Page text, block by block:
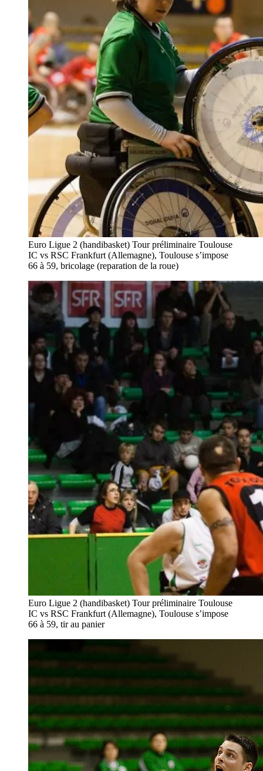
Euro Ligue 2 (handibasket) Tour préliminaire Toulouse
IC vs RSC Frankfurt (Allemagne), Toulouse s’impose
66 à 59, bricolage (reparation de la roue)
Euro Ligue 2 (handibasket) Tour préliminaire Toulouse
IC vs RSC Frankfurt (Allemagne), Toulouse s’impose
66 à 59, tir au panier